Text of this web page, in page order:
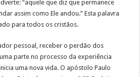
“aquele que diz que permanece
assim como Ele andou.” Esta palavra
para todos os cristãos.
pessoal, receber o perdão dos
parte no processo da experiência
uma nova vida. O apóstolo Paulo